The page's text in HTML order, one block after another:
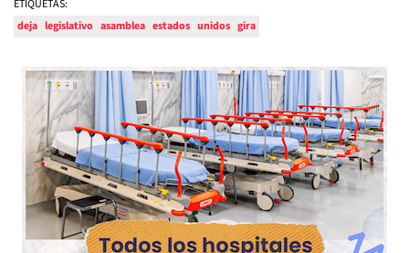
ETIQUETAS:
deja legislativo asamblea estados unidos gira